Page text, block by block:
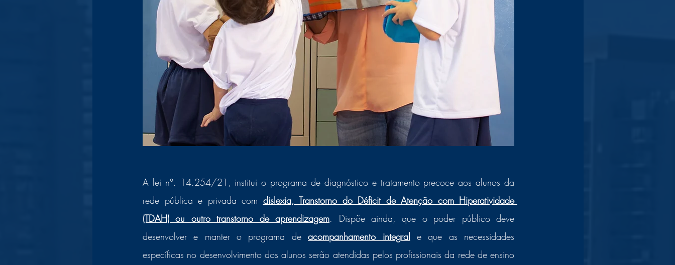
A lei n°. 14.254/21, institui o programa de diagnóstico e tratamento precoce aos alunos da
rede pública e privada com dislexia, Transtorno do Déficit de Atenção com Hiperatividade
(TDAH) ou outro transtorno de aprendizagem. Dispõe ainda, que o poder público deve
desenvolver e manter o programa de acompanhamento integral e que as necessidades
específicas no desenvolvimento dos alunos serão atendidas pelos profissionais da rede de ensino